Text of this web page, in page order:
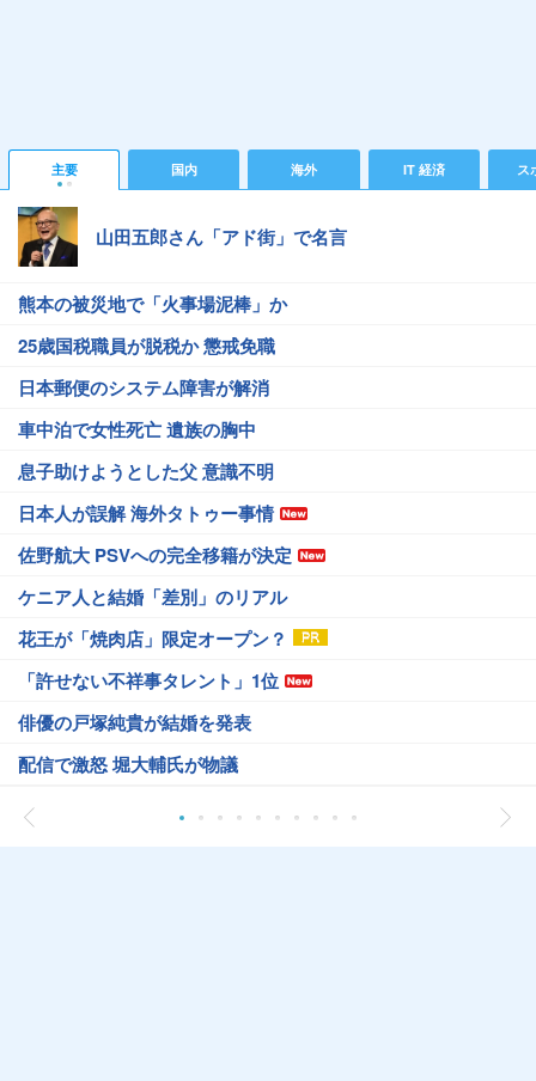
主要 国内 海外 IT 経済 ス
山田五郎さん「アド街」で名言
熊本の被災地で「火事場泥棒」か
25歳国税職員が脱税か 懲戒免職
日本郵便のシステム障害が解消
車中泊で女性死亡 遺族の胸中
息子助けようとした父 意識不明
日本人が誤解 海外タトゥー事情
佐野航大 PSVへの完全移籍が決定
ケニア人と結婚「差別」のリアル
花王が「焼肉店」限定オープン？
「許せない不祥事タレント」1位
俳優の戸塚純貴が結婚を発表
配信で激怒 堀大輔氏が物議